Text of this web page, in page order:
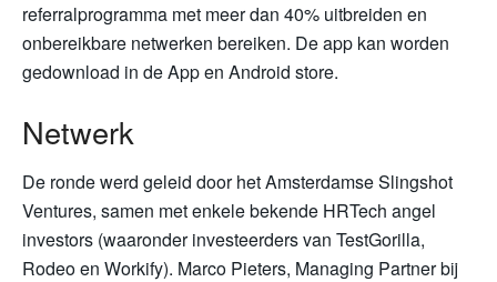
referralprogramma met meer dan 40% uitbreiden en
onbereikbare netwerken bereiken. De app kan worden
gedownload in de App en Android store.
Netwerk
De ronde werd geleid door het Amsterdamse Slingshot
Ventures, samen met enkele bekende HRTech angel
investors (waaronder investeerders van TestGorilla,
Rodeo en Workify). Marco Pieters, Managing Partner bij